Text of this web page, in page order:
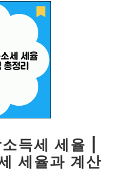
득세 세율 |
세율과 계산